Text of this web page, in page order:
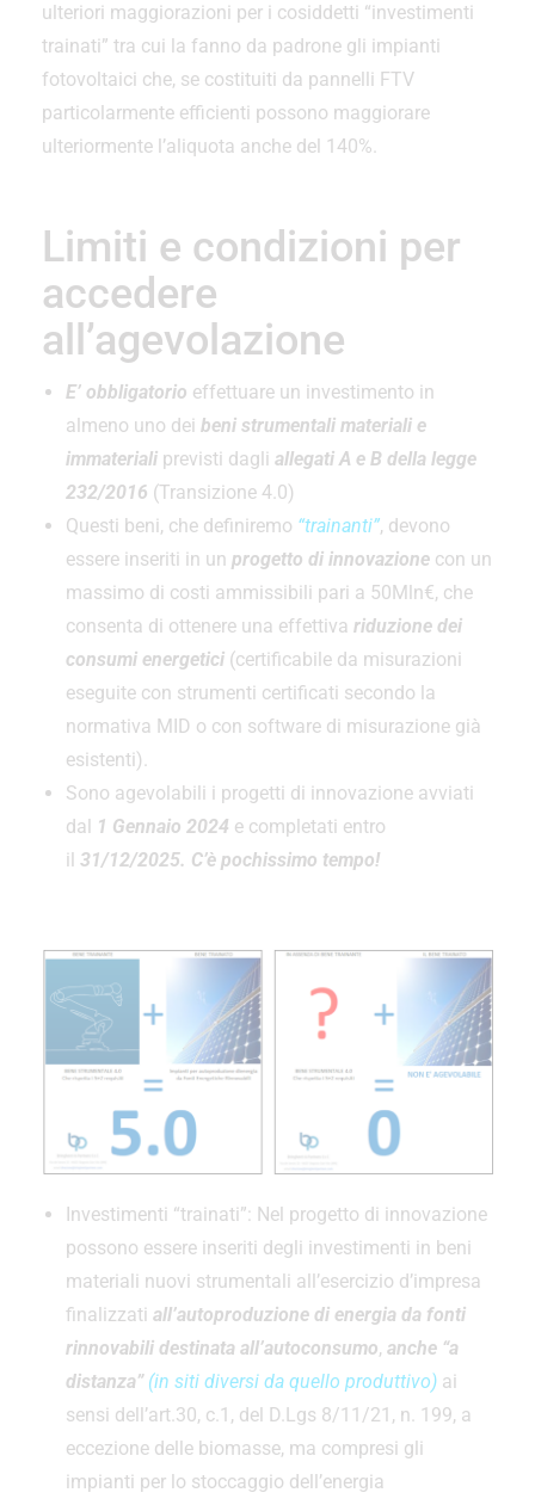
ulteriori maggiorazioni per i cosiddetti “investimenti
trainati” tra cui la fanno da padrone gli impianti
fotovoltaici che, se costituiti da pannelli FTV
particolarmente efficienti possono maggiorare
ulteriormente l’aliquota anche del 140%.
Limiti e condizioni per
accedere
all’agevolazione
E’ obbligatorio effettuare un investimento in
almeno uno dei beni strumentali materiali e
immateriali previsti dagli allegati A e B della legge
232/2016 (Transizione 4.0)
Questi beni, che definiremo “trainanti”, devono
essere inseriti in un progetto di innovazione con un
massimo di costi ammissibili pari a 50Mln€, che
consenta di ottenere una effettiva riduzione dei
consumi energetici (certificabile da misurazioni
eseguite con strumenti certificati secondo la
normativa MID o con software di misurazione già
esistenti).
Sono agevolabili i progetti di innovazione avviati
dal 1 Gennaio 2024 e completati entro
il 31/12/2025. C’è pochissimo tempo!
Investimenti “trainati”: Nel progetto di innovazione
possono essere inseriti degli investimenti in beni
materiali nuovi strumentali all’esercizio d’impresa
finalizzati all’autoproduzione di energia da fonti
rinnovabili destinata all’autoconsumo, anche “a
distanza” (in siti diversi da quello produttivo) ai
sensi dell’art.30, c.1, del D.Lgs 8/11/21, n. 199, a
eccezione delle biomasse, ma compresi gli
impianti per lo stoccaggio dell’energia